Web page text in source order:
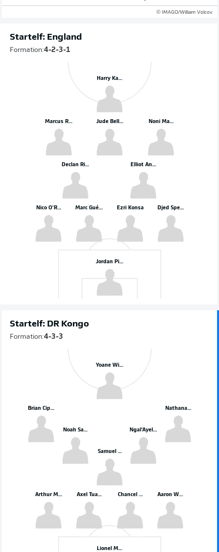
© IMAGO/William Volcov
Startelf: England
Formation:4-2-3-1
Jordan Pickford
Ezri Konsa
Nico O'Reilly Marc Guéhi Djed Spence
Declan Rice Elliot Anderson
Jude Bellingham
Harry Kane
Marcus Rashford Noni Madueke
Startelf: DR Kongo
Formation:4-3-3
Lionel Mpasi
Aaron Wan-Bissaka
Axel Tuanzebe Chancel Mbemba
Arthur Masuaku
Ngal'Ayel Mukau
Nathanaël Mbuku
Samuel Moutoussamy
Brian Cipenga
Noah Sadiki
Yoane Wissa